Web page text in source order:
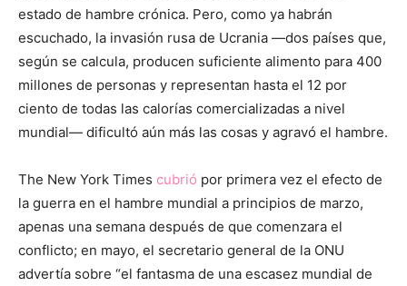
estado de hambre crónica. Pero, como ya habrán
escuchado, la invasión rusa de Ucrania —dos países que,
según se calcula, producen suficiente alimento para 400
millones de personas y representan hasta el 12 por
ciento de todas las calorías comercializadas a nivel
mundial— dificultó aún más las cosas y agravó el hambre.
The New York Times cubrió por primera vez el efecto de
la guerra en el hambre mundial a principios de marzo,
apenas una semana después de que comenzara el
conflicto; en mayo, el secretario general de la ONU
advertía sobre “el fantasma de una escasez mundial de